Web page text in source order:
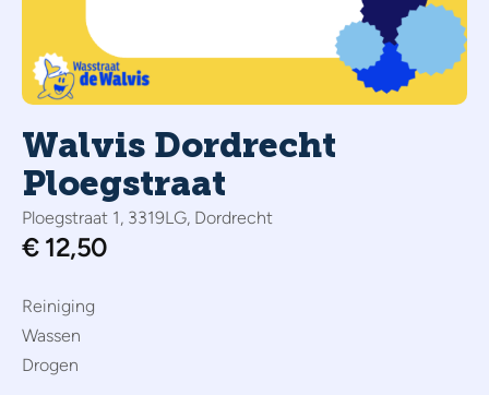
Walvis Dordrecht
Ploegstraat
Ploegstraat 1, 3319LG, Dordrecht
Reiniging
Wassen
Drogen
€12,50